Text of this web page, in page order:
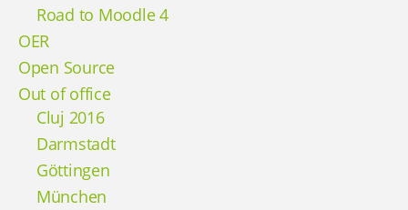
Road to Moodle 4
OER
Open Source
Out of office
Cluj 2016
Darmstadt
Göttingen
München